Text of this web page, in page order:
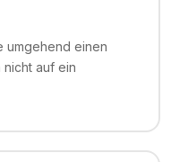
umgehend einen
nicht auf ein